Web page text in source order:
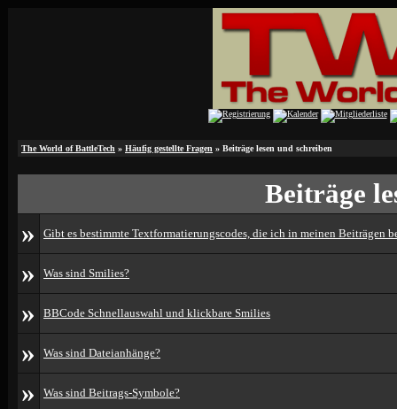
The World of BattleTech » Häufig gestellte Fragen » Beiträge lesen und schreiben
Beiträge
»
Gibt es bestimmte Textformatierungscodes, die ich in meinen Beiträgen
» Was sind Smilies?
» BBCode Schnellauswahl und klickbare Smilies
» Was sind Dateianhänge?
» Was sind Beitrags-Symbole?